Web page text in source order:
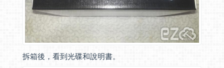
拆箱後，看到光碟和說明書。